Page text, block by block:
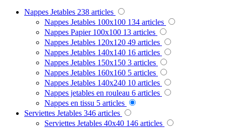
Nappes Jetables 238 articles
Nappes Jetables 100x100 134 articles
Nappes Papier 100x100 13 articles
Nappes Jetables 120x120 49 articles
Nappes Jetables 140x140 16 articles
Nappes Jetables 150x150 3 articles
Nappes Jetables 160x160 5 articles
Nappes Jetables 140x240 10 articles
Nappes jetables en rouleau 6 articles
Nappes en tissu 5 articles
Serviettes Jetables 346 articles
Serviettes Jetables 40x40 146 articles